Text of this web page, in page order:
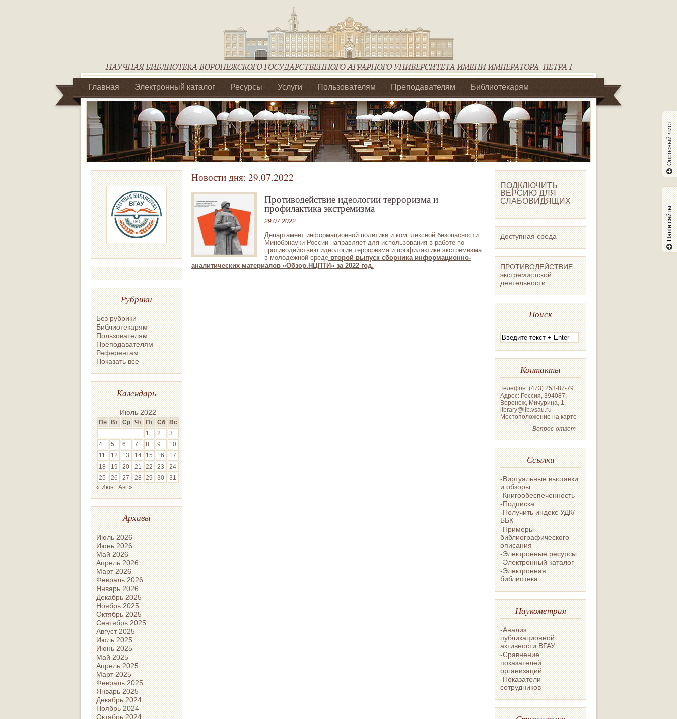
Главная Электронный каталог Ресурсы Услуги Пользователям Преподавателям Библиотекарям
Библиотеки регионального отделения Ассоциации Агрообразование по ЦФО
Рубрики
Без рубрики
Библиотекарям
Пользователям
Преподавателям
Референтам
Показать все
Календарь
Июль 2022
Пн Вт Ср Чт Пт Сб Вс
1
2
3
4
5 6 7 8 9
10
11
12 13 14 15 16
17
18
19 20 21 22 23
24
25
26 27 28 29 30
31
« Июн
Авг »
Архивы
Июль 2026
Июнь 2026
Май 2026
Апрель 2026
Март 2026
Февраль 2026
Январь 2026
Декабрь 2025
Ноябрь 2025
Октябрь 2025
Сентябрь 2025
Август 2025
Июль 2025
Июнь 2025
Май 2025
Апрель 2025
Март 2025
Февраль 2025
Январь 2025
Декабрь 2024
Ноябрь 2024
Октябрь 2024
Новости дня: 29.07.2022
Противодействие идеологии терроризма и
профилактика экстремизма
29.07.2022
Департамент информационной политики и комплексной безопасности
Минобрнауки России направляет для использования в работе по
противодействию идеологии терроризма и профилактике экстремизма
в молодежной среде второй выпуск сборника информационно-
аналитических материалов «Обзор.НЦПТИ» за 2022 год.
ПОДКЛЮЧИТЬ
ВЕРСИЮ ДЛЯ
СЛАБОВИДЯЩИХ
Доступная среда
ПРОТИВОДЕЙСТВИЕ
экстремистской
деятельности
Поиск
Контакты
Телефон: (473) 253-87-79
Адрес: Россия, 394087,
Воронеж, Мичурина, 1,
library@lib.vsau.ru
Местоположение на карте
Вопрос-ответ
Ссылки
-Виртуальные выставки
и обзоры
-Книгообеспеченность
-Подписка
-Получить индекс УДК/
ББК
-Примеры
библиографического
описания
-Электронные ресурсы
-Электронный каталог
-Электронная
библиотека
Наукометрия
-Анализ
публикационной
активности ВГАУ
-Сравнение
показателей
организаций
-Показатели
сотрудников
Опросный лист
Наши сайты